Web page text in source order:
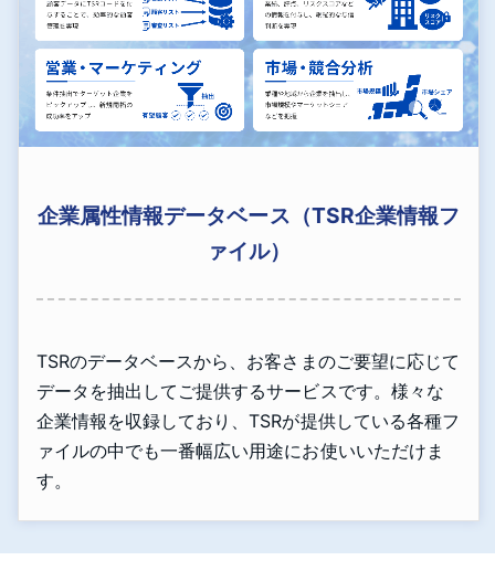
企業属性情報データベース（TSR企業情報フ
ァイル）
TSRのデータベースから、お客さまのご要望に応じて
データを抽出してご提供するサービスです。様々な
企業情報を収録しており、TSRが提供している各種フ
ァイルの中でも一番幅広い用途にお使いいただけま
す。